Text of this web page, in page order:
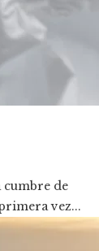
cumbre de
vez...